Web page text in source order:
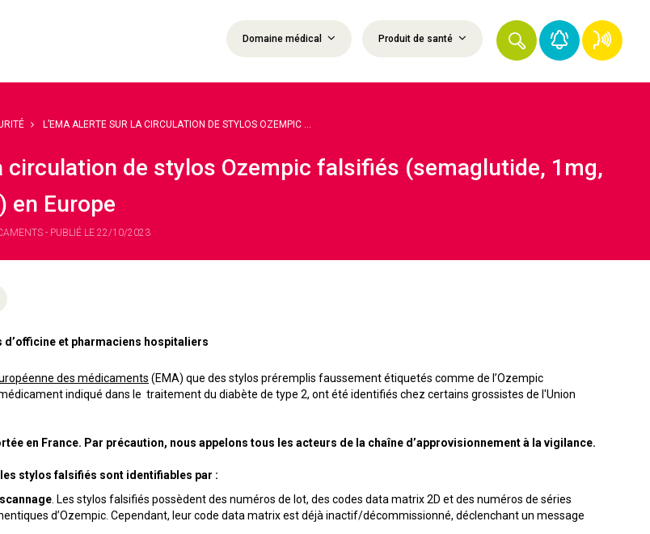
Domaine médical Produit de santé
L’EMA ALERTE SUR LA CIRCULATION DE STYLOS OZEMPIC ...
circulation de stylos Ozempic falsifiés (semaglutide, 1mg,
en Europe
- PUBLIÉ LE 22/10/2023
et pharmaciens hospitaliers
des médicaments (EMA) que des stylos préremplis faussement étiquetés comme de l’Ozempic
indiqué dans le traitement du diabète de type 2, ont été identifiés chez certains grossistes de l'Union
en France. Par précaution, nous appelons tous les acteurs de la chaîne d’approvisionnement à la vigilance.
les stylos falsifiés sont identifiables par :
. Les stylos falsifiés possèdent des numéros de lot, des codes data matrix 2D et des numéros de séries
d’Ozempic. Cependant, leur code data matrix est déjà inactif/décommissionné, déclenchant un message